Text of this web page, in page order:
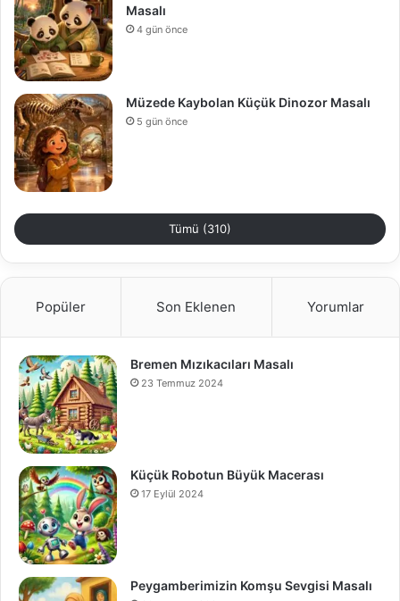
Masalı
4 gün önce
Müzede Kaybolan Küçük Dinozor Masalı
5 gün önce
Tümü (310)
Popüler Son Eklenen Yorumlar
Bremen Mızıkacıları Masalı
23 Temmuz 2024
Küçük Robotun Büyük Macerası
17 Eylül 2024
Peygamberimizin Komşu Sevgisi Masalı